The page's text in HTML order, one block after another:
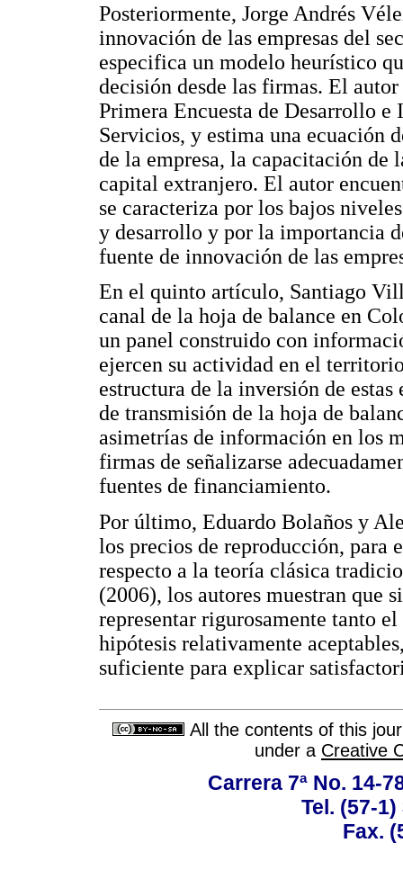
Posteriormente, Jorge Andrés
innovación de las empresas del
especifica un modelo heurístico
decisión desde las firmas. El
Primera Encuesta de Desarrollo
Servicios, y estima una ecuación
de la empresa, la capacitación
capital extranjero. El autor
se caracteriza por los bajos
y desarrollo y por la importancia
fuente de innovación de las
En el quinto artículo, Santiago
canal de la hoja de balance en
un panel construido con
ejercen su actividad en el
estructura de la inversión de
de transmisión de la hoja de
asimetrías de información en los
firmas de señalizarse
fuentes de financiamiento.
Por último, Eduardo Bolaños y
los precios de reproducción, para
respecto a la teoría clásica
(2006), los autores muestran que
representar rigurosamente tanto
hipótesis relativamente
suficiente para explicar
All the contents of this
under a Creative
Carrera 7ª No. 14-
Tel. (57-
Fax.